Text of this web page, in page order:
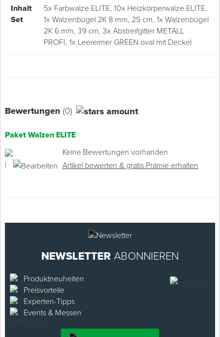
Inhalt
Set
5x Farbwalze ELITE, 10x Heizkörperwalze ELITE,
1x Walzenbügel 2K 8 mm, 25 cm, 1x Walzenbügel
2K 6 mm, 39 cm, 3x Abstreifgitter METALL
PROFI, 1x Leereimer GREEN oval mit Deckel
Bewertungen (0)
Paket Walzen ELITE
Keine Bewertungen vorhanden
|
Artikel bewerten & gratis Prämie erhalten
NEWSLETTER ABONNIEREN
Produktneuheiten
Preisvorteile
Experten-Tipps
Events & Messen